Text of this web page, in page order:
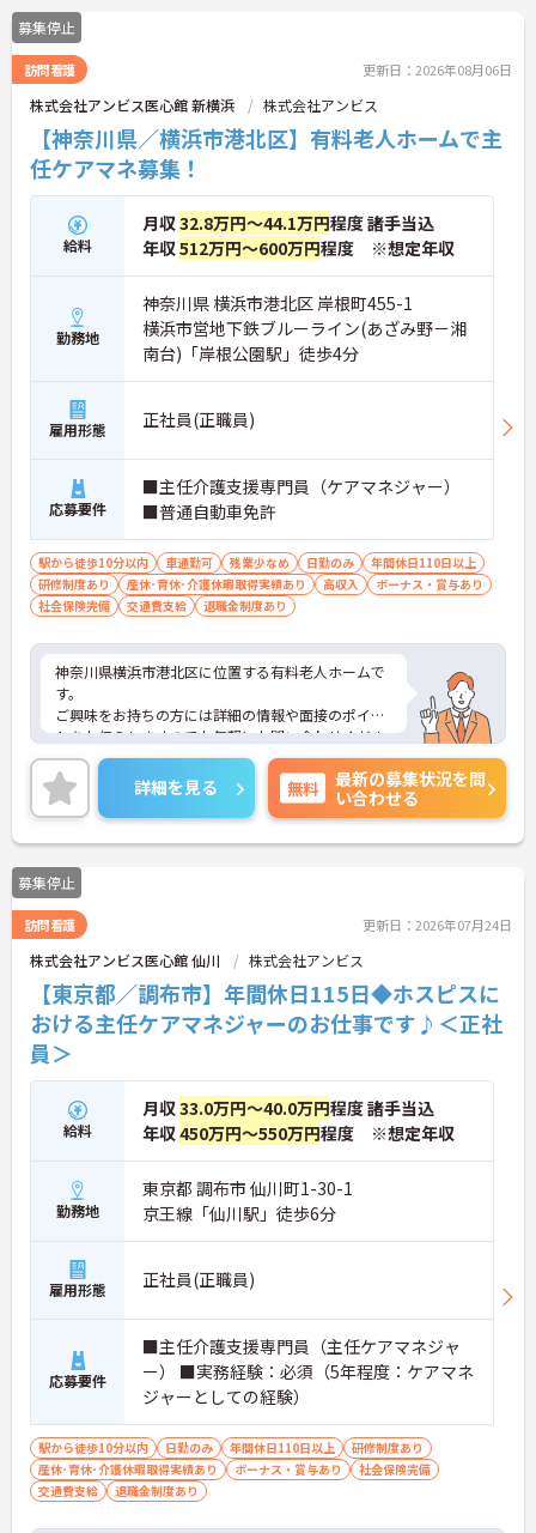
募集停止
訪問看護 更新日：2026年08月06日
株式会社アンビス医心館 新横浜 株式会社アンビス
【神奈川県／横浜市港北区】有料老人ホームで主
任ケアマネ募集！
給料
月収32.8万円～44.1万円程度 諸手当込
年収512万円～600万円程度 ※想定年収
勤務地
神奈川県 横浜市港北区 岸根町455-1
横浜市営地下鉄ブルーライン(あざみ野－湘
南台)「岸根公園駅」徒歩4分
雇用形態 正社員(正職員)
応募要件
■主任介護支援専門員（ケアマネジャー）
■普通自動車免許
駅から徒歩10分以内 車通勤可 残業少なめ 日勤のみ
年間休日110日以上
研修制度あり
産休･育休･介護休暇取得実績あり 高収入
ボーナス・賞与あり
社会保険完備
交通費支給 退職金制度あり
神奈川県横浜市港北区に位置する有料老人ホームで
す。
ご興味をお持ちの方には詳細の情報や面接のポイン
トをお伝えしますのでお気軽にお問い合わせくださ
いませ。
詳細を見る 無料
最新の募集状況を問
い合わせる
募集停止
訪問看護 更新日：2026年07月24日
株式会社アンビス医心館 仙川 株式会社アンビス
【東京都／調布市】年間休日115日◆ホスピスに
おける主任ケアマネジャーのお仕事です♪＜正社
員＞
給料
月収33.0万円～40.0万円程度 諸手当込
年収450万円～550万円程度 ※想定年収
勤務地
東京都 調布市 仙川町1-30-1
京王線「仙川駅」徒歩6分
雇用形態 正社員(正職員)
応募要件
■主任介護支援専門員（主任ケアマネジャ
ー） ■実務経験：必須（5年程度：ケアマネ
ジャーとしての経験）
駅から徒歩10分以内 日勤のみ 年間休日110日以上
研修制度あり
産休･育休･介護休暇取得実績あり
ボーナス・賞与あり
社会保険完備
交通費支給
退職金制度あり